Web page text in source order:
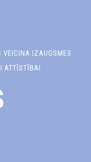
IZAUGSMES
ATTĪSTĪBAI